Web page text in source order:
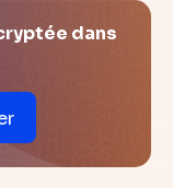
dans